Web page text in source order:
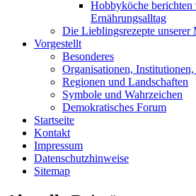
Hobbyköche
Ernährungsalltag
Die Lieblingsrezepte unserer
Vorgestellt
Besonderes
Organisationen, Institutionen,
Regionen und Landschaften
Symbole und Wahrzeichen
Demokratisches Forum
Startseite
Kontakt
Impressum
Datenschutzhinweise
Sitemap